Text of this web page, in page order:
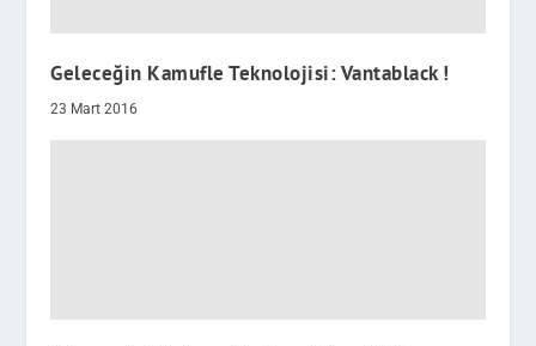
Geleceğin Kamufle Teknolojisi: Vantablack !
23 Mart 2016